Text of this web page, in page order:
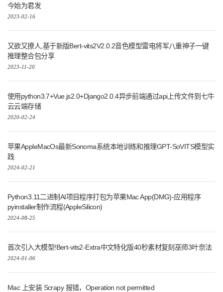
今始为君发
2023-02-16
又欲又撩人,基于新版Bert-vits2V2.0.2音色模型雷电将军八重神子一键
推理整合包分享
2023-11-20
使用python3.7+Vue.js2.0+Django2.0.4异步前端通过api上传文件到七牛
云云端存储
2020-02-24
苹果AppleMacOs最新Sonoma系统本地训练和推理GPT-SoVITS模型实
践
2024-02-21
Python3.11二进制AI项目程序打包为苹果Mac App(DMG)-应用程序
pyinstaller制作流程(AppleSilicon)
2024-08-25
首次引入大模型!Bert-vits2-Extra中文特化版40秒素材复刻巫师3叶奈法
2024-01-06
Mac 上安装 Scrapy 报错，Operation not permitted